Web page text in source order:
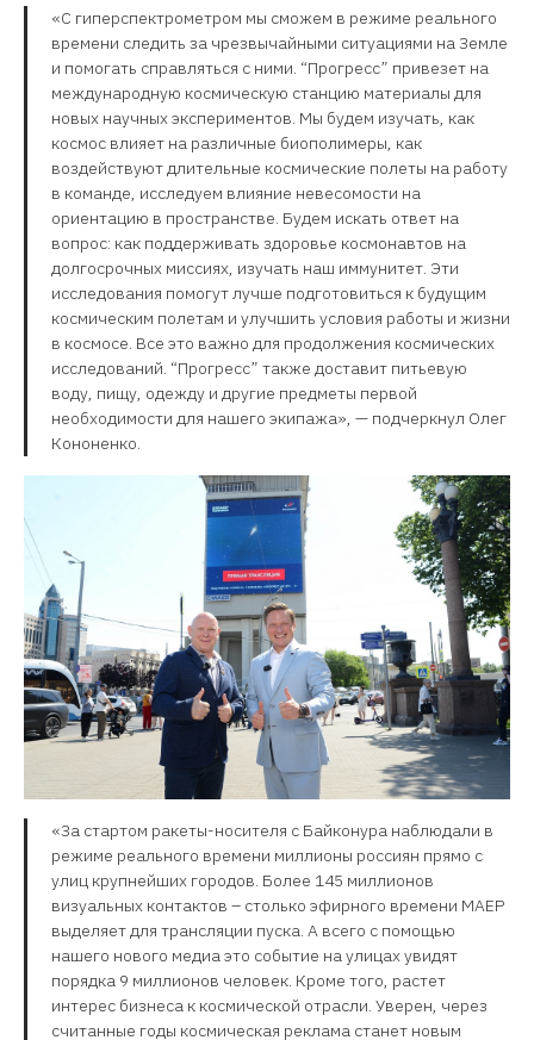
«С гиперспектрометром мы сможем в режиме реального
времени следить за чрезвычайными ситуациями на Земле
и помогать справляться с ними. “Прогресс” привезет на
международную космическую станцию материалы для
новых научных экспериментов. Мы будем изучать, как
космос влияет на различные биополимеры, как
воздействуют длительные космические полеты на работу
в команде, исследуем влияние невесомости на
ориентацию в пространстве. Будем искать ответ на
вопрос: как поддерживать здоровье космонавтов на
долгосрочных миссиях, изучать наш иммунитет. Эти
исследования помогут лучше подготовиться к будущим
космическим полетам и улучшить условия работы и жизни
в космосе. Все это важно для продолжения космических
исследований. “Прогресс” также доставит питьевую
воду, пищу, одежду и другие предметы первой
необходимости для нашего экипажа», — подчеркнул Олег
Кононенко.
«За стартом ракеты-носителя с Байконура наблюдали в
режиме реального времени миллионы россиян прямо с
улиц крупнейших городов. Более 145 миллионов
визуальных контактов – столько эфирного времени МАЕР
выделяет для трансляции пуска. А всего с помощью
нашего нового медиа это событие на улицах увидят
порядка 9 миллионов человек. Кроме того, растет
интерес бизнеса к космической отрасли. Уверен, через
считанные годы космическая реклама станет новым